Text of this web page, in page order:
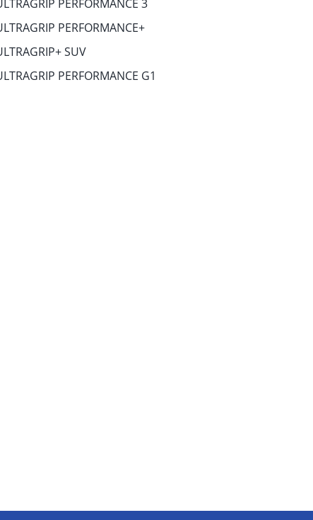
PERFORMANCE 3
PERFORMANCE+
SUV
PERFORMANCE G1